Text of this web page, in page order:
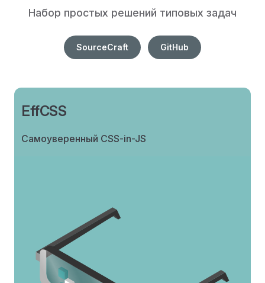
Набор простых решений типовых задач
SourceCraft GitHub
EffCSS
Самоуверенный CSS-in-JS